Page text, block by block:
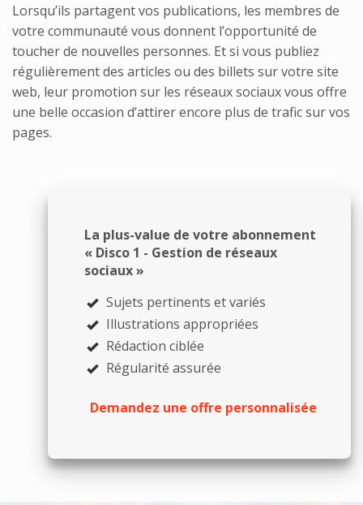
Lorsqu’ils partagent vos publications, les membres de
votre communauté vous donnent l’opportunité de
toucher de nouvelles personnes. Et si vous publiez
régulièrement des articles ou des billets sur votre site
web, leur promotion sur les réseaux sociaux vous offre
une belle occasion d’attirer encore plus de trafic sur vos
pages.
La plus-value de votre abonnement
« Disco 1 - Gestion de réseaux
sociaux »
Sujets pertinents et variés
Illustrations appropriées
Rédaction ciblée
Régularité assurée
Demandez une offre personnalisée